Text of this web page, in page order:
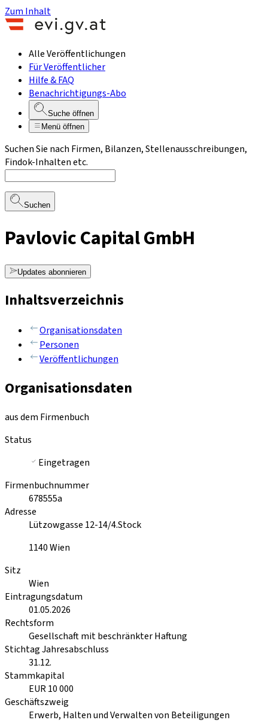
Zum Inhalt
Alle Veröffentlichungen
Für Veröffentlicher
Hilfe & FAQ
Benachrichtigungs-Abo
Suche öffnen
Menü öffnen
Suchen Sie nach Firmen, Bilanzen, Stellenausschreibungen,
Findok-Inhalten etc.
Suchen
Pavlovic Capital GmbH
Updates abonnieren
Inhaltsverzeichnis
Organisationsdaten
Personen
Veröffentlichungen
Organisationsdaten
aus dem Firmenbuch
Status
Eingetragen
Firmenbuchnummer
678555a
Adresse
Lützowgasse 12-14/4.Stock
1140Wien
Sitz
Wien
Eintragungsdatum
01.05.2026
Rechtsform
Gesellschaft mit beschränkter Haftung
Stichtag Jahresabschluss
31.12.
Stammkapital
EUR 10 000
Geschäftszweig
Erwerb, Halten und Verwalten von Beteiligungen